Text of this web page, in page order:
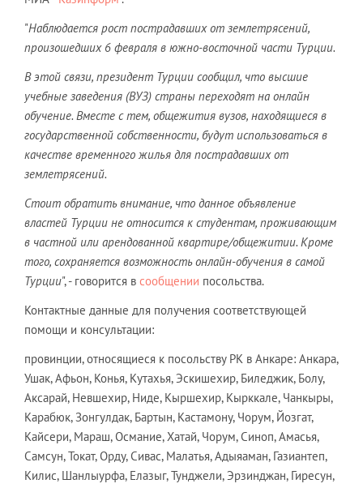
"Наблюдается рост пострадавших от землетрясений,
произошедших 6 февраля в южно-восточной части Турции.
В этой связи, президент Турции сообщил, что высшие
учебные заведения (ВУЗ) страны переходят на онлайн
обучение. Вместе с тем, общежития вузов, находящиеся в
государственной собственности, будут использоваться в
качестве временного жилья для пострадавших от
землетрясений.
Стоит обратить внимание, что данное объявление
властей Турции не относится к студентам, проживающим
в частной или арендованной квартире/общежитии. Кроме
того, сохраняется возможность онлайн-обучения в самой
Турции", - говорится в сообщении посольства.
Контактные данные для получения соответствующей
помощи и консультации:
провинции, относящиеся к посольству РК в Анкаре: Анкара,
Ушак, Афьон, Конья, Кутахья, Эскишехир, Биледжик, Болу,
Аксарай, Невшехир, Ниде, Кыршехир, Кырккале, Чанкыры,
Карабюк, Зонгулдак, Бартын, Кастамону, Чорум, Йозгат,
Кайсери, Мараш, Османие, Хатай, Чорум, Синоп, Амасья,
Самсун, Токат, Орду, Сивас, Малатья, Адыяаман, Газиантеп,
Килис, Шанлыурфа, Елазыг, Тунджели, Эрзинджан, Гиресун,